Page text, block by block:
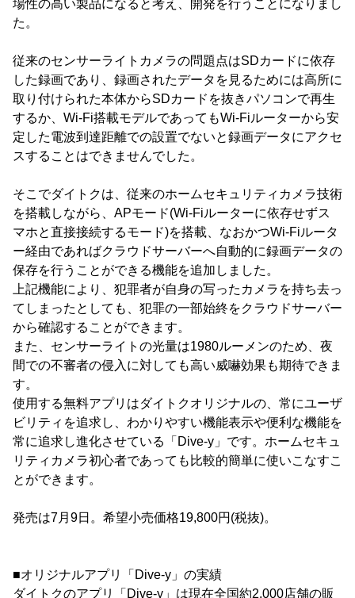
場性の高い製品になると考え、開発を行うことになりまし
た。
従来のセンサーライトカメラの問題点はSDカードに依存
した録画であり、録画されたデータを見るためには高所に
取り付けられた本体からSDカードを抜きパソコンで再生
するか、Wi-Fi搭載モデルであってもWi-Fiルーターから安
定した電波到達距離での設置でないと録画データにアクセ
スすることはできませんでした。
そこでダイトクは、従来のホームセキュリティカメラ技術
を搭載しながら、APモード(Wi-Fiルーターに依存せずス
マホと直接接続するモード)を搭載、なおかつWi-Fiルータ
ー経由であればクラウドサーバーへ自動的に録画データの
保存を行うことができる機能を追加しました。
上記機能により、犯罪者が自身の写ったカメラを持ち去っ
てしまったとしても、犯罪の一部始終をクラウドサーバー
から確認することができます。
また、センサーライトの光量は1980ルーメンのため、夜
間での不審者の侵入に対しても高い威嚇効果も期待できま
す。
使用する無料アプリはダイトクオリジナルの、常にユーザ
ビリティを追求し、わかりやすい機能表示や便利な機能を
常に追求し進化させている「Dive-y」です。ホームセキュ
リティカメラ初心者であっても比較的簡単に使いこなすこ
とができます。
発売は7月9日。希望小売価格19,800円(税抜)。
■オリジナルアプリ「Dive-y」の実績
ダイトクのアプリ「Dive-y」は現在全国約2,000店舗の販